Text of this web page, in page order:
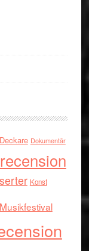
Deckare Dokumentär
Konst
Musikfestival